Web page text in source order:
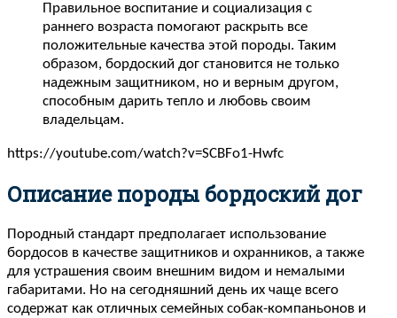
Правильное воспитание и социализация с
раннего возраста помогают раскрыть все
положительные качества этой породы. Таким
образом, бордоский дог становится не только
надежным защитником, но и верным другом,
способным дарить тепло и любовь своим
владельцам.
https://youtube.com/watch?v=SCBFo1-Hwfc
Описание породы бордоский дог
Породный стандарт предполагает использование
бордосов в качестве защитников и охранников, а также
для устрашения своим внешним видом и немалыми
габаритами. Но на сегодняшний день их чаще всего
содержат как отличных семейных собак-компаньонов и